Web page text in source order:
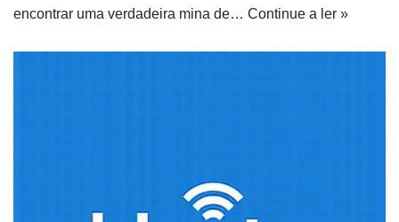
encontrar uma verdadeira mina de… Continue a ler »